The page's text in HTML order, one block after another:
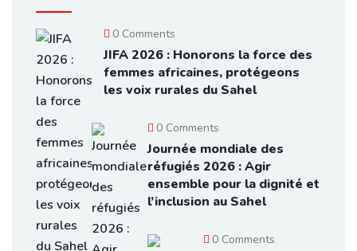
0 Comments
JIFA 2026 : Honorons la force des
femmes africaines, protégeons
les voix rurales du Sahel
0 Comments
Journée mondiale des
réfugiés 2026 : Agir
ensemble pour la dignité et
l’inclusion au Sahel
0 Comments